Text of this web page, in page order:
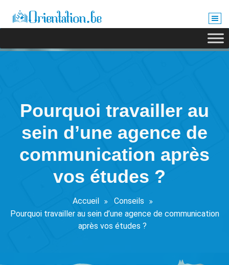
contenu
Pourquoi travailler au
sein d’une agence de
communication après
vos études ?
Accueil
Conseils
Pourquoi travailler au sein d’une agence de communication
après vos études ?